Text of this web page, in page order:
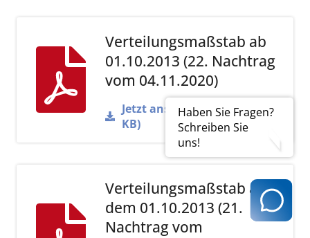
Haben Sie Fragen?
Schreiben Sie
uns!
Verteilungsmaßstab ab
01.10.2013 (22. Nachtrag
vom 04.11.2020)
Jetzt ansehen (PDF | 305
KB)
Verteilungsmaßstab ab
dem 01.10.2013 (21.
Nachtrag vom